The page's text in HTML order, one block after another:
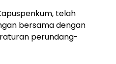
telah
bersama dengan
perundang-